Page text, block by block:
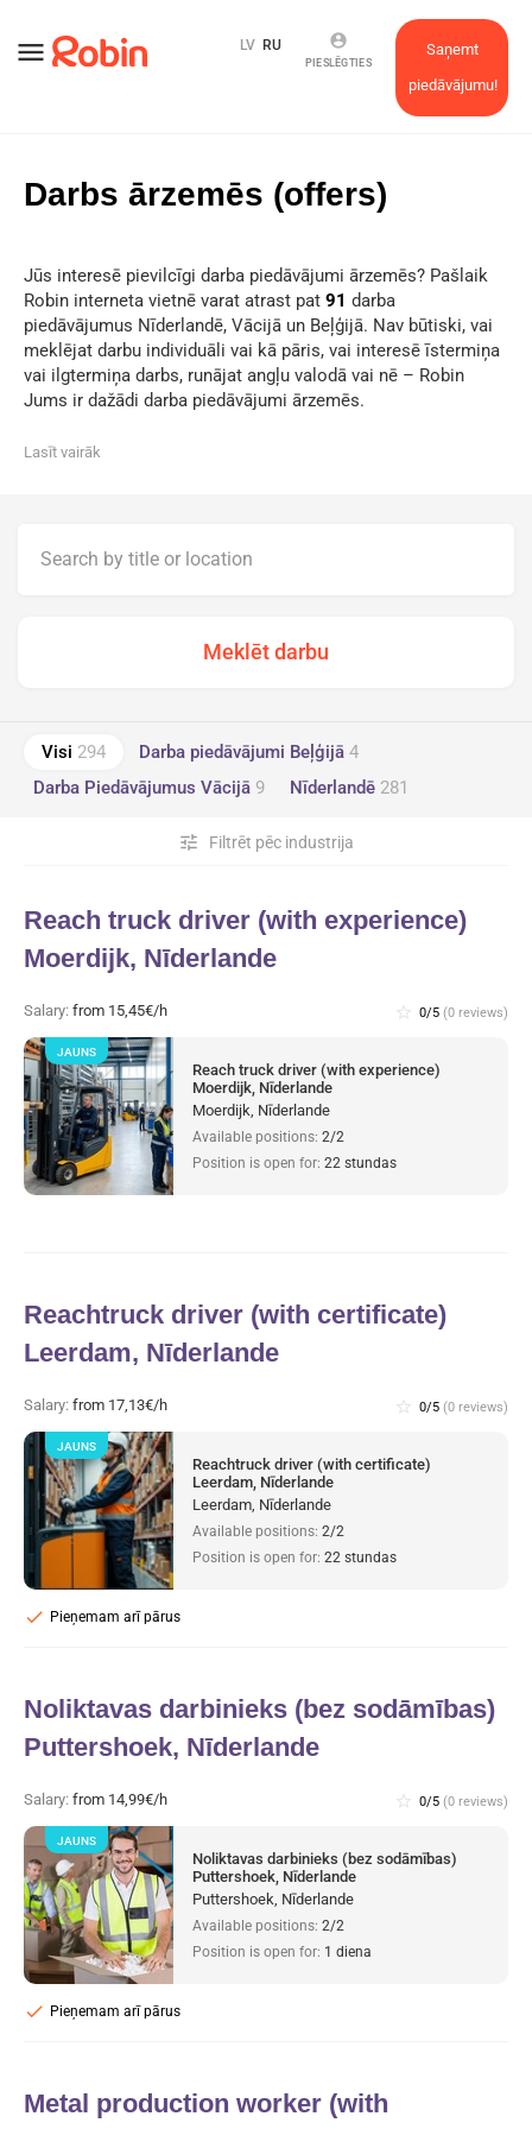
menu
Saņemt
piedāvājumu!
account_circle
PIESLĒGTIES
LV RU
Darbs ārzemēs (offers)
Jūs interesē pievilcīgi darba piedāvājumi ārzemēs? Pašlaik
Robin interneta vietnē varat atrast pat 91 darba
piedāvājumus Nīderlandē, Vācijā un Beļģijā. Nav būtiski, vai
meklējat darbu individuāli vai kā pāris, vai interesē īstermiņa
vai ilgtermiņa darbs, runājat angļu valodā vai nē – Robin
Jums ir dažādi darba piedāvājumi ārzemēs.
Lasīt vairāk
Visi 294 Darba piedāvājumi Beļģijā 4
Darba Piedāvājumus Vācijā 9 Nīderlandē 281
Filtrēt pēc industrija
tune
Reach truck driver (with experience)
Moerdijk, Nīderlande
Salary: from 15,45€/h star_border 0/5 (0 reviews)
Reach truck driver (with experience)
Moerdijk, Nīderlande
Moerdijk, Nīderlande
Available positions: 2/2
Position is open for: 22 stundas
JAUNS
Reachtruck driver (with certificate)
Leerdam, Nīderlande
Salary: from 17,13€/h star_border 0/5 (0 reviews)
Reachtruck driver (with certificate)
Leerdam, Nīderlande
Leerdam, Nīderlande
Available positions: 2/2
Position is open for: 22 stundas
Pieņemam arī pārus
check
JAUNS
Noliktavas darbinieks (bez sodāmības)
Puttershoek, Nīderlande
Salary: from 14,99€/h star_border 0/5 (0 reviews)
Noliktavas darbinieks (bez sodāmības)
Puttershoek, Nīderlande
Puttershoek, Nīderlande
Available positions: 2/2
Position is open for: 1 diena
Pieņemam arī pārus
check
JAUNS
Metal production worker (with